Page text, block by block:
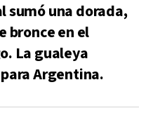
sumó una dorada,
bronce en el
La gualeya
Argentina.